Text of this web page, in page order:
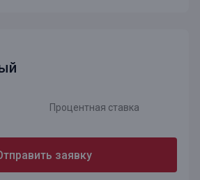
Процентная ставка
заявку